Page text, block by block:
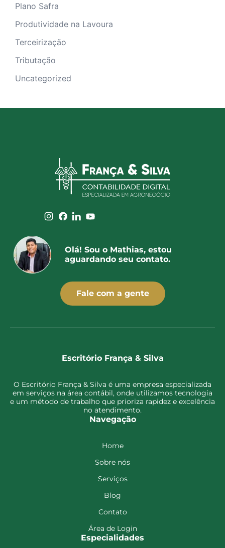
Plano Safra
Produtividade na Lavoura
Terceirização
Tributação
Uncategorized
Olá! Sou o Mathias, estou
aguardando seu contato.
Fale com a gente
Escritório França & Silva
O Escritório França & Silva é uma empresa especializada
em serviços na área contábil, onde utilizamos tecnologia
e um método de trabalho que prioriza rapidez e excelência
no atendimento.
Navegação
Home
Sobre nós
Serviços
Blog
Contato
Área de Login
Especialidades